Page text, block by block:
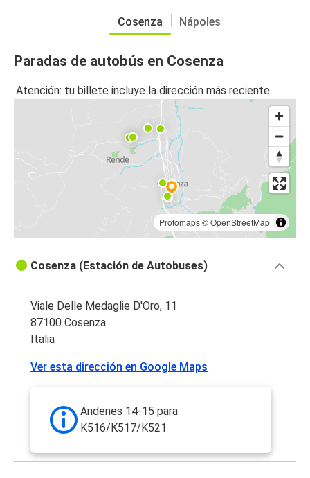
Cosenza Nápoles
Paradas de autobús en Cosenza
Atención: tu billete incluye la dirección más reciente.
Protomaps©OpenStreetMap
Cosenza (Estación de Autobuses)
Viale Delle Medaglie D'Oro, 11
87100 Cosenza
Italia
Ver esta dirección en Google Maps
Andenes 14-15 para
K516/K517/K521